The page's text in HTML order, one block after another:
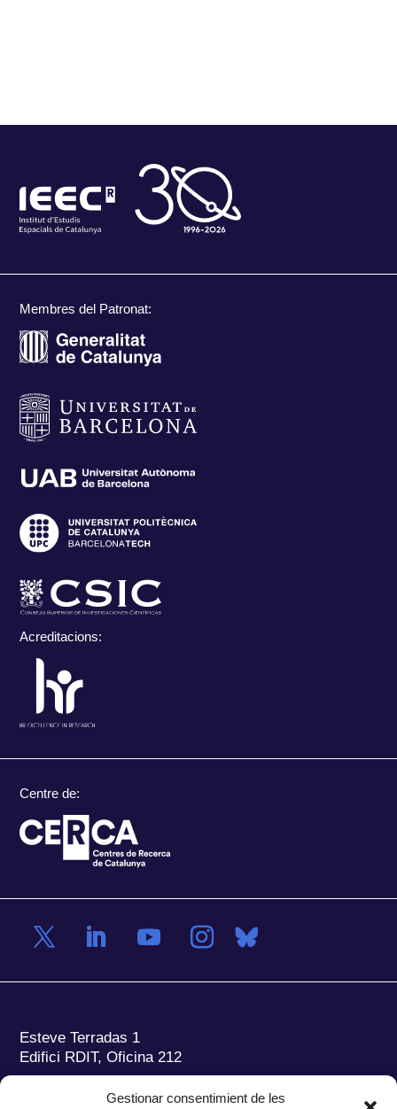
Gestionar consentimient de les
Membres del Patronat:
Acreditacions:
Centre de:
Esteve Terradas 1
Edifici RDIT, Oficina 212
Parc Mediterrani de la Tecnologia (PMT)